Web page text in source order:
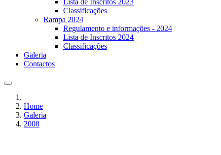
Lista de Inscritos 2023
Classificações
Rampa 2024
Regulamento e informações - 2024
Lista de Inscritos 2024
Classificações
Galeria
Contactos
Home
Galeria
2008